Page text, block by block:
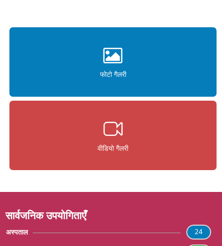
फोटो गैलरी
वीडियो गैलरी
सार्वजनिक उपयोगिताएँ
24
अस्पताल